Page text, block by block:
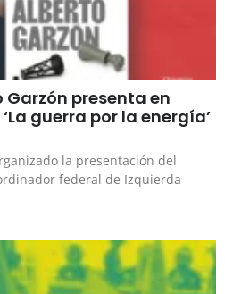
Garzón presenta en
guerra por la energía’
la presentación del
federal de Izquierda